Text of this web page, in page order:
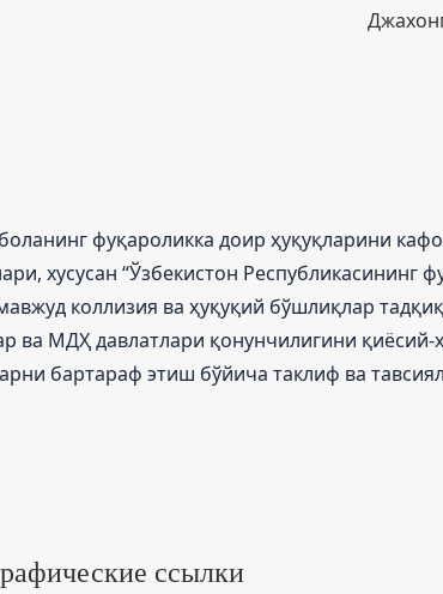
фуқароликка доир ҳуқуқларини
хусусан “Ўзбекистон Республикасининг
коллизия ва ҳуқуқий бўшлиқлар
ва МДҲ давлатлари қонунчилигини қиёсий-
бартараф этиш бўйича таклиф ва
ссылки